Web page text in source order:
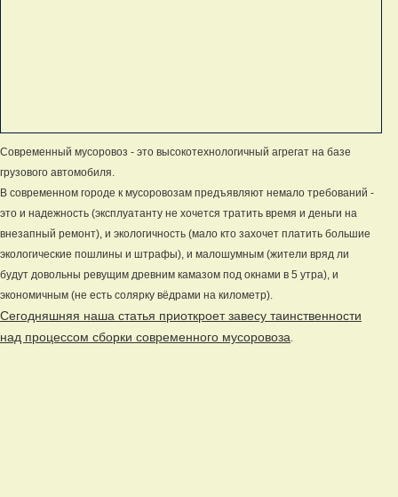
Современный мусоровоз - это высокотехнологичный агрегат на базе
грузового автомобиля.
В современном городе к мусоровозам предъявляют немало требований -
это и надежность (эксплуатанту не хочется тратить время и деньги на
внезапный ремонт), и экологичность (мало кто захочет платить большие
экологические пошлины и штрафы), и малошумным (жители вряд ли
будут довольны ревущим древним камазом под окнами в 5 утра), и
экономичным (не есть солярку вёдрами на километр).
Сегодняшняя наша статья приоткроет завесу таинственности
над процессом сборки современного мусоровоза.